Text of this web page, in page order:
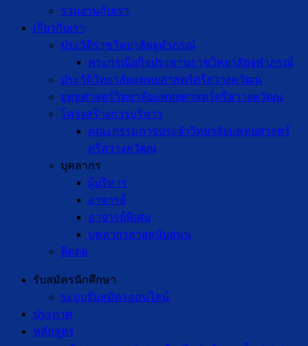
ร่วมงานกับเรา
เกี่ยวกับเรา
ประวัติราชวิทยาลัยจุฬาภรณ์
พระกรณียกิจประธานราชวิทยาลัยจุฬาภรณ์
ประวัติวิทยาลัยแพทยศาสตร์ศรีสวางควัฒน
ยุทธศาสตร์วิทยาลัยแพทยศาสตร์ศรีสวางควัฒน
โครงสร้างการบริหาร
คณะกรรมการประจำวิทยาลัยแพทยศาสตร์
ศรีสวางควัฒน
บุคลากร
ผู้บริหาร
อาจารย์
อาจารย์พิเศษ
บุคลากรสายสนับสนุน
ติดต่อ
รับสมัครนักศึกษา
ระบบรับสมัครออนไลน์
ประกาศ
หลักสูตร